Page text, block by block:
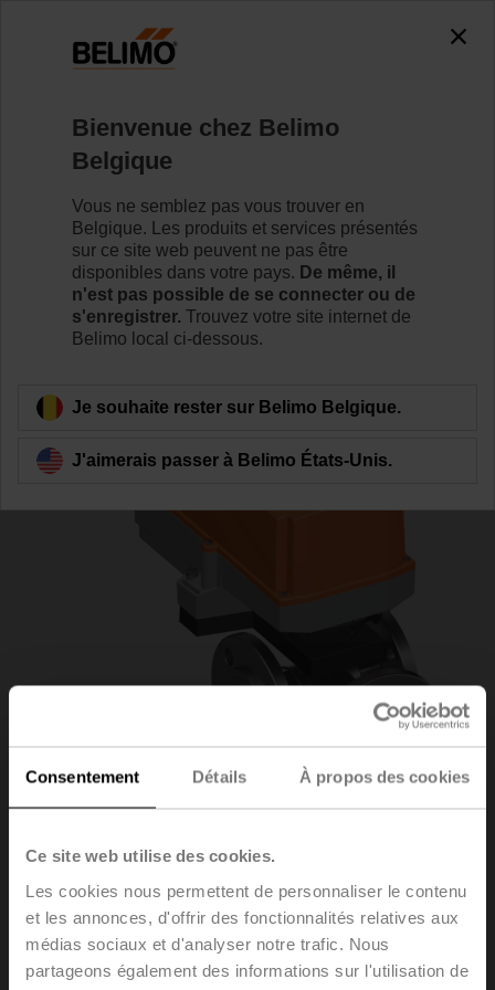
Consentement Détails À propos des cookies
Ce site web utilise des cookies.
Les cookies nous permettent de personnaliser le contenu
et les annonces, d'offrir des fonctionnalités relatives aux
médias sociaux et d'analyser notre trafic. Nous
partageons également des informations sur l'utilisation de
R7040R16-B3+SR230P
Pour en savoir plus
Retour a la catégorie de produits
R7040R16-
B3+SR230P
Bienvenue chez Belimo
Belgique
Vous ne semblez pas vous trouver en
Belgique. Les produits et services présentés
sur ce site web peuvent ne pas être
disponibles dans votre pays. De même, il
n'est pas possible de se connecter ou de
s'enregistrer. Trouvez votre site internet de
Belimo local ci-dessous.
Je souhaite rester sur Belimo Belgique.
J'aimerais passer à Belimo États-Unis.